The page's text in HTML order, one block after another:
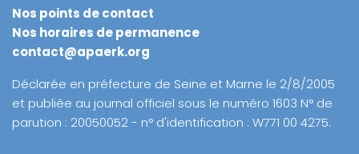
Nos points de contact
Nos horaires de permanence
contact@apaerk.org
Déclarée en préfecture de Seine et Marne le 2/8/2005
et publiée au journal officiel sous le numéro 1603 N° de
parution : 20050052 - n° d'identification : W771 00 4275.